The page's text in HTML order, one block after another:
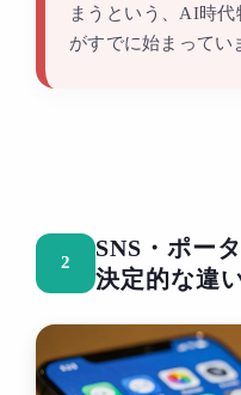
まうという、AI時代
がすでに始まってい
2
SNS・ポー
決定的な違い